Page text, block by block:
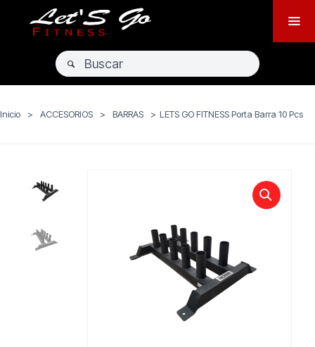
Inicio > ACCESORIOS > BARRAS > LETS GO FITNESS Porta Barra 10 Pcs